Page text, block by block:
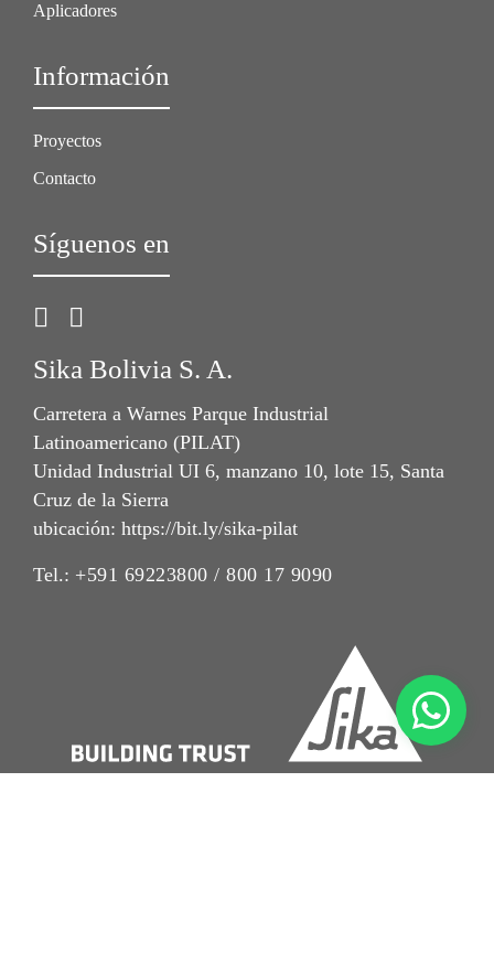
Aplicadores
Información
Proyectos
Contacto
Síguenos en
Sika Bolivia S. A.
Carretera a Warnes Parque Industrial
Latinoamericano (PILAT)
Unidad Industrial UI 6, manzano 10, lote 15, Santa
Cruz de la Sierra
ubicación: https://bit.ly/sika-pilat
Tel.: +591 69223800 / 800 17 9090